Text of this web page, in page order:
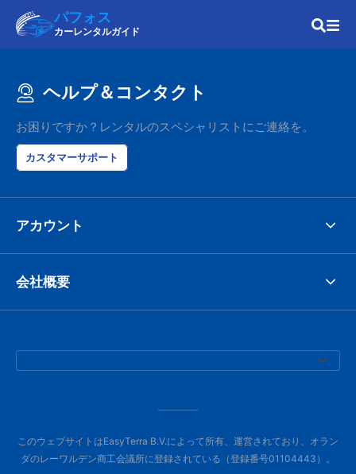
パフォス
カーレンタルガイド
ヘルプ＆コンタクト
お困りですか？レンタルのスペシャリストにご連絡を。
カスタマーサポート
アカウント
会社概要
このウェブサイトはEasyTerra B.V.によって所有、運営されており、オラン
ダのレーワルデン商工会議所に登録されている（登録番号01104443）。